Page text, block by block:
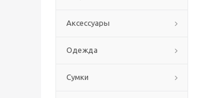
Аксессуары
Одежда
Сумки